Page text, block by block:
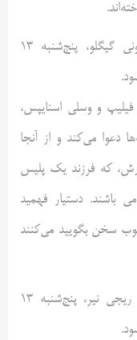
فیلم سینمایی «بی‌نظمی» به کارگردانی تونی گیگلو، پنج‌شنبه 13
فیلیپ و وسلی اسنایپس،
دعوا می‌کند و از آنجا
که فرزند یک پلیس
باشند. دستیار فهمید
سخن بگویید می‌کنند
فیلم سینمایی «آفت» به کارگردانی راهول ریجی نیر، پنج‌شنبه 13